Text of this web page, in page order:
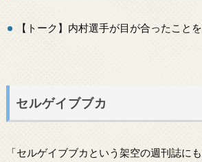
【トーク】内村選手が目が合ったこと
セルゲイブブカ
「セルゲイブブカという架空の週刊誌に